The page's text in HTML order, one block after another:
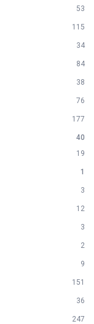
53
115
34
84
38
76
177
40
19
1
3
12
3
2
9
151
36
247